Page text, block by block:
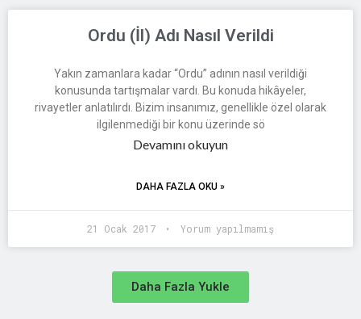
Ordu (İl) Adı Nasıl Verildi
Yakın zamanlara kadar “Ordu” adının nasıl verildiği
konusunda tartışmalar vardı. Bu konuda hikâyeler,
rivayetler anlatılırdı. Bizim insanımız, genellikle özel olarak
ilgilenmediği bir konu üzerinde sö
Devamını okuyun
DAHA FAZLA OKU »
21 Ocak 2017 Yorum yapılmamış
Daha Fazla Yukle